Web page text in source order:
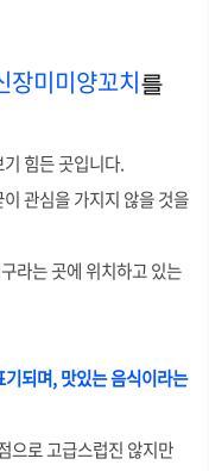
장미미양꼬치를
힘든 곳입니다.
관심을 가지지 않을 것을
라는 곳에 위치하고 있는
되며, 맛있는 음식이라는
으로 고급스럽진 않지만